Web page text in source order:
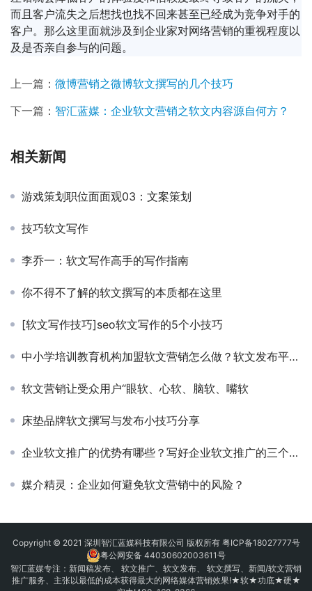
而且客户流失之后想找也找不回来甚至已经成为竞争对手的
客户。那么这里面就涉及到企业家对网络营销的重视程度以
及是否亲自参与的问题。
上一篇： 微博营销之微博软文撰写的几个技巧
下一篇： 智汇蓝媒：企业软文营销之软文内容源自何方？
相关新闻
游戏策划职位面面观03：文案策划
技巧软文写作
李乔一：软文写作高手的写作指南
你不得不了解的软文撰写的本质都在这里
[软文写作技巧]seo软文写作的5个小技巧
中小学培训教育机构加盟软文营销怎么做？软文发布平台推荐
软文营销让受众用户“眼软、心软、脑软、嘴软
床垫品牌软文撰写与发布小技巧分享
企业软文推广的优势有哪些？写好企业软文推广的三个技巧
媒介精灵：企业如何避免软文营销中的风险？
Copyright © 2021 深圳智汇蓝媒科技有限公司 版权所有 粤ICP备18027777号
粤公网安备 44030602003611号
智汇蓝媒专注： 新闻稿发布、 软文推广、 软文发布、 软文撰写、新闻/软文营销
推广服务、主张以最低的成本获得最大的网络媒体营销效果!★软★功底★硬★